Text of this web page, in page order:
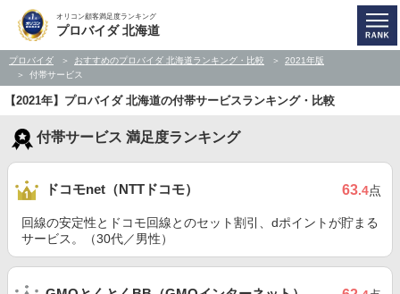
オリコン顧客満足度ランキング
プロバイダ 北海道
プロバイダ おすすめのプロバイダ 北海道ランキング・比較
2021年版
付帯サービス
【2021年】プロバイダ 北海道の付帯サービスランキング・比較
付帯サービス 満足度ランキング
ドコモnet（NTTドコモ） 63.4点
回線の安定性とドコモ回線とのセット割引、dポイントが貯まる
サービス。（30代／男性）